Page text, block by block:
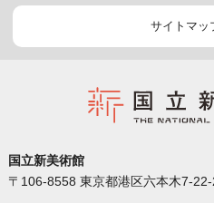
サイトマッ
国立新美術館
〒106-8558 東京都港区六本木7-22-